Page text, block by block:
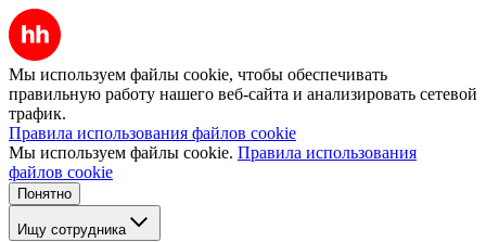
Мы используем файлы cookie, чтобы обеспечивать
правильную работу нашего веб-сайта и анализировать сетевой
трафик.
Правила использования файлов cookie
Мы используем файлы cookie. Правила использования
файлов cookie
Понятно
Ищу сотрудника